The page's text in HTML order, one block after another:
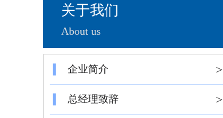
关于我们
About us
企业简介 >
总经理致辞 >